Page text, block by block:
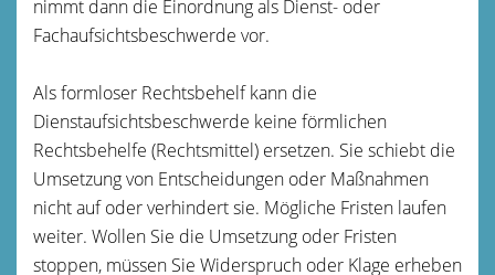
nimmt dann die Einordnung als Dienst- oder
Fachaufsichtsbeschwerde vor.
Als formloser Rechtsbehelf kann die
Dienstaufsichtsbeschwerde keine förmlichen
Rechtsbehelfe (Rechtsmittel) ersetzen. Sie schiebt die
Umsetzung von Entscheidungen oder Maßnahmen
nicht auf oder verhindert sie. Mögliche Fristen laufen
weiter. Wollen Sie die Umsetzung oder Fristen
stoppen, müssen Sie Widerspruch oder Klage erheben